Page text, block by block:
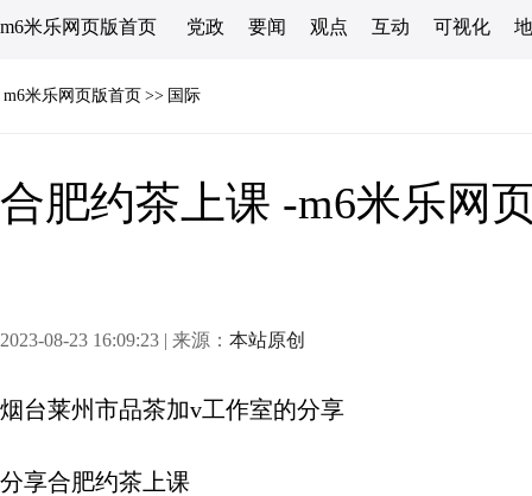
m6米乐网页版首页 党政 要闻 观点 互动 可视化
m6米乐网页版首页 >> 国际
合肥约茶上课 -m6米乐网
2023-08-23 16:09:23 | 来源： 本站原创
烟台莱州市品茶加v工作室的分享
分享合肥约茶上课